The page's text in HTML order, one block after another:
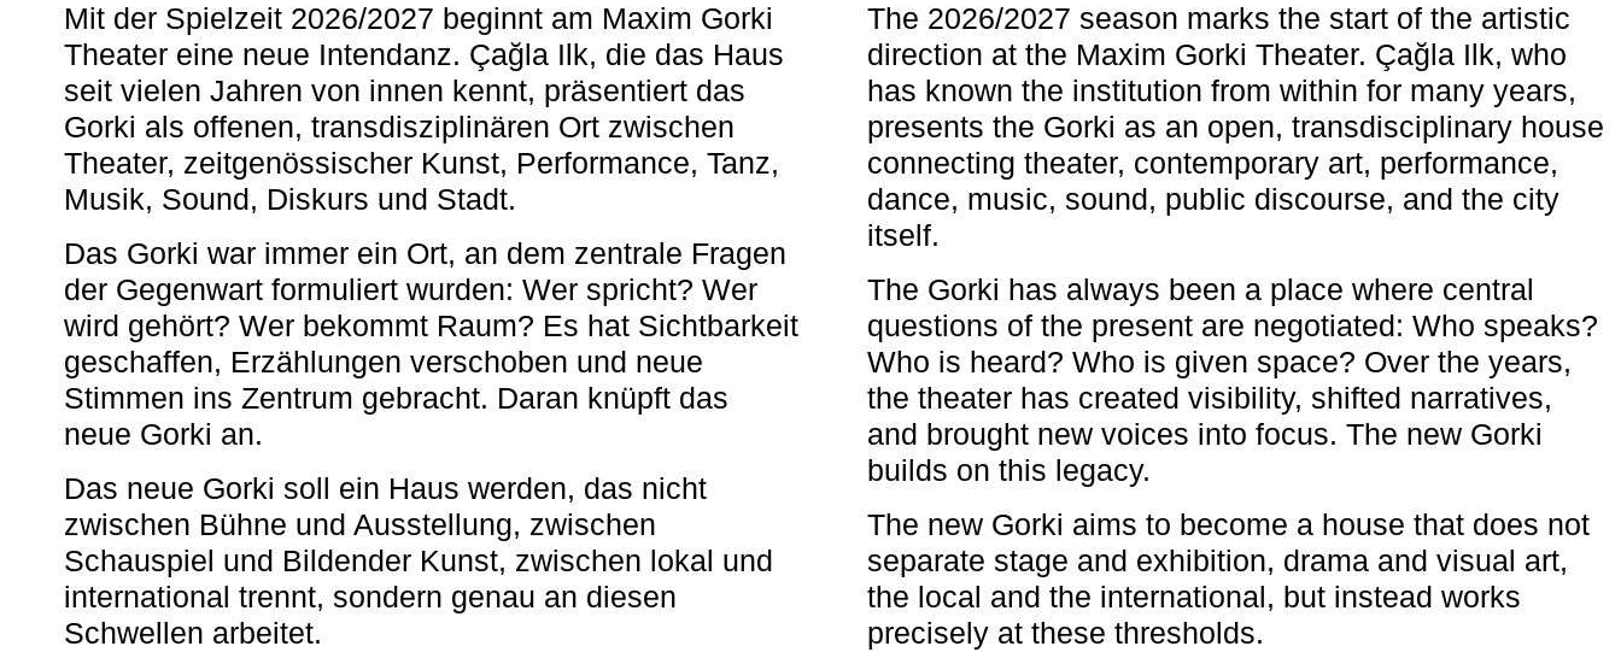
Mit der Spielzeit 2026/2027 beginnt am Maxim Gorki
Theater eine neue Intendanz. Çağla Ilk, die das Haus
seit vielen Jahren von innen kennt, präsentiert das
Gorki als offenen, transdisziplinären Ort zwischen
Theater, zeitgenössischer Kunst, Performance, Tanz,
Musik, Sound, Diskurs und Stadt.
Das Gorki war immer ein Ort, an dem zentrale Fragen
der Gegenwart formuliert wurden: Wer spricht? Wer
wird gehört? Wer bekommt Raum? Es hat Sichtbarkeit
geschaffen, Erzählungen verschoben und neue
Stimmen ins Zentrum gebracht. Daran knüpft das
neue Gorki an.
Das neue Gorki soll ein Haus werden, das nicht
zwischen Bühne und Ausstellung, zwischen
Schauspiel und Bildender Kunst, zwischen lokal und
international trennt, sondern genau an diesen
Schwellen arbeitet.
The 2026/2027 season marks the start of the artistic
direction at the Maxim Gorki Theater. Çağla Ilk, who
has known the institution from within for many years,
presents the Gorki as an open, transdisciplinary house
connecting theater, contemporary art, performance,
dance, music, sound, public discourse, and the city
itself.
The Gorki has always been a place where central
questions of the present are negotiated: Who speaks?
Who is heard? Who is given space? Over the years,
the theater has created visibility, shifted narratives,
and brought new voices into focus. The new Gorki
builds on this legacy.
The new Gorki aims to become a house that does not
separate stage and exhibition, drama and visual art,
the local and the international, but instead works
precisely at these thresholds.